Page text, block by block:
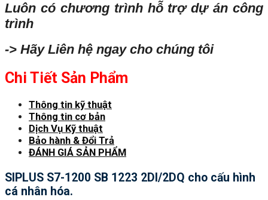
Luôn có chương trình hỗ trợ dự án công
trình
-> Hãy Liên hệ ngay cho chúng tôi
Chi Tiết Sản Phẩm
Thông tin kỹ thuật
Thông tin cơ bản
Dịch Vụ Kỹ thuật
Bảo hành & Đổi Trả
ĐÁNH GIÁ SẢN PHẨM
SIPLUS S7-1200 SB 1223 2DI/2DQ cho cấu hình
cá nhân hóa.